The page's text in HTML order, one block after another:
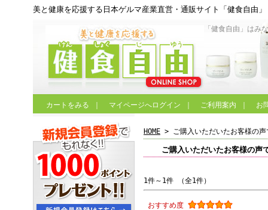
美と健康を応援する日本ゲルマ産業直営・通販サイト「健食自由」
「健食自由」はみ
カートをみる マイページへログイン ご利用案内 お
HOME > ご購入いただいたお客様の声
ご購入いただいたお客様の声
1件～1件 （全1件）
おすすめ度